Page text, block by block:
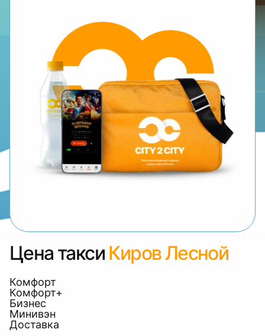
Цена такси Киров Лесной
Комфорт
Комфорт+
Бизнес
Минивэн
Доставка